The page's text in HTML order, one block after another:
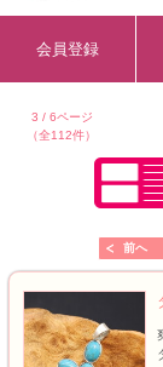
会員登録
3 / 6ページ
（全112件）
前へ